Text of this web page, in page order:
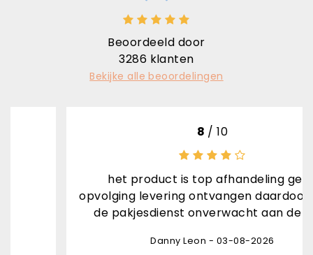
Beoordeeld door
3286 klanten
Bekijke alle beoordelingen
het product is top afhandeling geen
opvolging levering ontvangen daardoor stond
de pakjesdienst onverwacht aan de deur
Danny Leon - 03-08-2026